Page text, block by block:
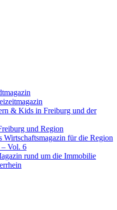
& Kids in Freiburg und der
und Region
Wirtschaftsmagazin für die Region
Vol. 6
rund um die Immobilie